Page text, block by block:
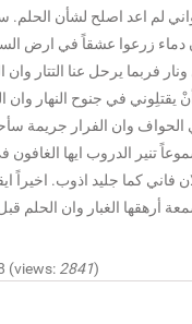
لم اعد اصلح لشأن الحلم.
زرعوا عشقاً في ارض
فربما يرحل عنا التتار وان
يقتلِوني في جنوح النهار وان
وان الفرار جريمة
تنير الدروب ايها الغافون
فاني كما جليد اذوب. اخيراً
(views: 2841)